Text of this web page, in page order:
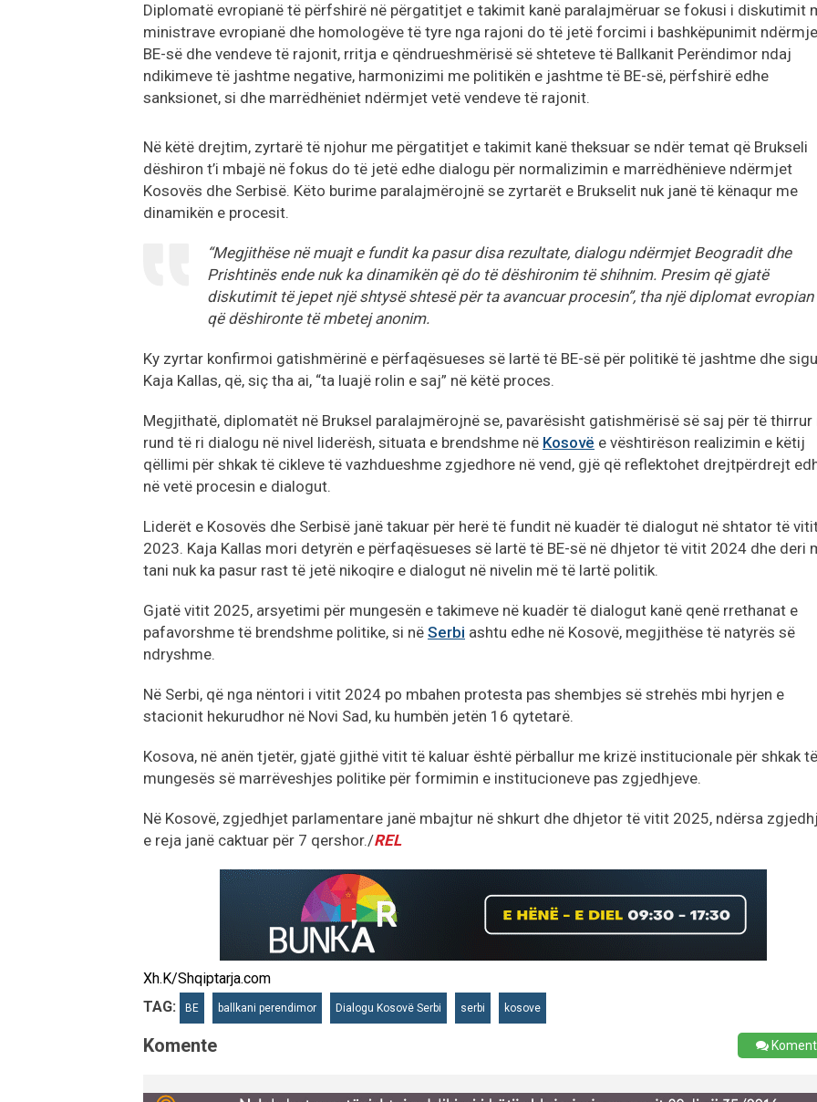
Diplomatë evropianë të përfshirë në përgatitjet e takimit kanë paralajmëruar se fokusi i diskutimit
ministrave evropianë dhe homologëve të tyre nga rajoni do të jetë forcimi i bashkëpunimit
BE-së dhe vendeve të rajonit, rritja e qëndrueshmërisë së shteteve të Ballkanit Perëndimor ndaj
ndikimeve të jashtme negative, harmonizimi me politikën e jashtme të BE-së, përfshirë edhe
sanksionet, si dhe marrëdhëniet ndërmjet vetë vendeve të rajonit.
Në këtë drejtim, zyrtarë të njohur me përgatitjet e takimit kanë theksuar se ndër temat që Brukseli
dëshiron t’i mbajë në fokus do të jetë edhe dialogu për normalizimin e marrëdhënieve ndërmjet
Kosovës dhe Serbisë. Këto burime paralajmërojnë se zyrtarët e Brukselit nuk janë të kënaqur me
dinamikën e procesit.
“Megjithëse në muajt e fundit ka pasur disa rezultate, dialogu ndërmjet Beogradit dhe
Prishtinës ende nuk ka dinamikën që do të dëshironim të shihnim. Presim që gjatë
diskutimit të jepet një shtysë shtesë për ta avancuar procesin”, tha një diplomat evropian
që dëshironte të mbetej anonim.
Ky zyrtar konfirmoi gatishmërinë e përfaqësueses së lartë të BE-së për politikë të jashtme dhe
Kaja Kallas, që, siç tha ai, “ta luajë rolin e saj” në këtë proces.
Megjithatë, diplomatët në Bruksel paralajmërojnë se, pavarësisht gatishmërisë së saj për të thirrur
rund të ri dialogu në nivel liderësh, situata e brendshme në Kosovë e vështirëson realizimin e këtij
qëllimi për shkak të cikleve të vazhdueshme zgjedhore në vend, gjë që reflektohet drejtpërdrejt
në vetë procesin e dialogut.
Liderët e Kosovës dhe Serbisë janë takuar për herë të fundit në kuadër të dialogut në shtator të
2023. Kaja Kallas mori detyrën e përfaqësueses së lartë të BE-së në dhjetor të vitit 2024 dhe deri
tani nuk ka pasur rast të jetë nikoqire e dialogut në nivelin më të lartë politik.
Gjatë vitit 2025, arsyetimi për mungesën e takimeve në kuadër të dialogut kanë qenë rrethanat e
pafavorshme të brendshme politike, si në Serbi ashtu edhe në Kosovë, megjithëse të natyrës së
ndryshme.
Në Serbi, që nga nëntori i vitit 2024 po mbahen protesta pas shembjes së strehës mbi hyrjen e
stacionit hekurudhor në Novi Sad, ku humbën jetën 16 qytetarë.
Kosova, në anën tjetër, gjatë gjithë vitit të kaluar është përballur me krizë institucionale për shkak të
mungesës së marrëveshjes politike për formimin e institucioneve pas zgjedhjeve.
Në Kosovë, zgjedhjet parlamentare janë mbajtur në shkurt dhe dhjetor të vitit 2025, ndërsa
e reja janë caktuar për 7 qershor./REL
Xh.K/Shqiptarja.com
TAG:
BE ballkani perendimor Dialogu Kosovë Serbi serbi kosove
Komente